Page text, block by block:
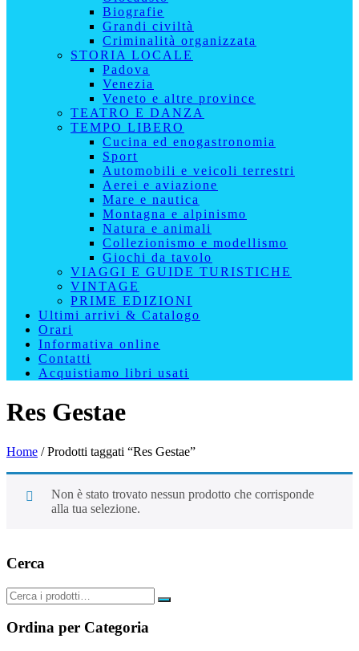
Biografie
Grandi civiltà
Criminalità organizzata
STORIA LOCALE
Padova
Venezia
Veneto e altre province
TEATRO E DANZA
TEMPO LIBERO
Cucina ed enogastronomia
Sport
Automobili e veicoli terrestri
Aerei e aviazione
Mare e nautica
Montagna e alpinismo
Natura e animali
Collezionismo e modellismo
Giochi da tavolo
VIAGGI E GUIDE TURISTICHE
VINTAGE
PRIME EDIZIONI
Ultimi arrivi & Catalogo
Orari
Informativa online
Contatti
Acquistiamo libri usati
Res Gestae
Home / Prodotti taggati “Res Gestae”
Non è stato trovato nessun prodotto che corrisponde
alla tua selezione.
Cerca
Ordina per Categoria